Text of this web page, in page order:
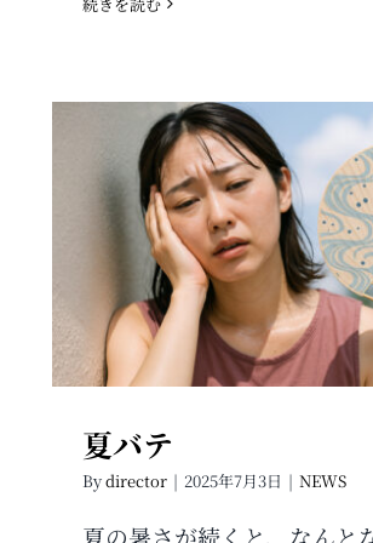
夏バテ
夏バテ
Bydirector | 2025年7月3日 | NEWS
夏の暑さが続くと、なんと